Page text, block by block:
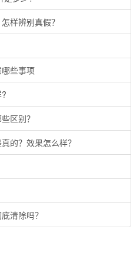
样辨别真假？
些事项
区别？
的？效果怎么样？
清除吗？